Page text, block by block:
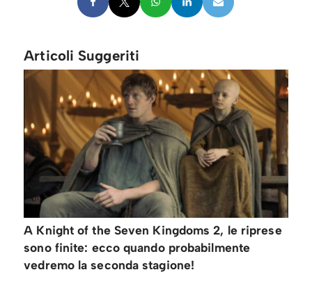
Articoli Suggeriti
A Knight of the Seven Kingdoms 2, le riprese
sono finite: ecco quando probabilmente
vedremo la seconda stagione!